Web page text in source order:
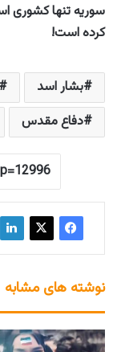
کرده است!
بشار اسد
دفاع مقدس
نوشته های مشابه